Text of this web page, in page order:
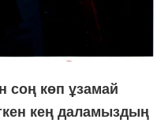
соң көп ұзамай
кең даламыздың